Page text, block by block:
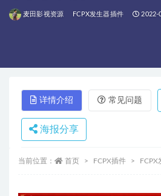
Slideshow
麦田影视资源 FCPX发生器插件 2022-
详情介绍 常见问题
海报分享
当前位置： 首页 FCPX插件 FCPX